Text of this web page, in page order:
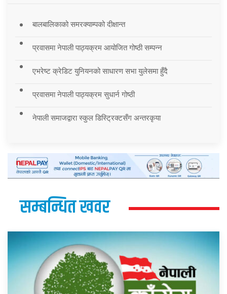
बालबालिकाको समरक्याम्पको दीक्षान्त
प्रवासमा नेपाली पाठ्यक्रम आयोजित गोष्ठी सम्पन्न
एभरेष्ट क्रेडिट युनियनको साधारण सभा युलेसमा हुँदै
प्रवासमा नेपाली पाठ्यक्रम सुधार्न गोष्ठी
नेपाली समाजद्वारा स्कुल डिस्ट्रिक्टसँग अन्तरकृया
सम्बन्धित खवर